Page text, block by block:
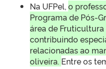
Na UFPel, o
Programa de Pós-
área de Fruticultura
contribuindo
relacionadas ao
oliveira. Entre os